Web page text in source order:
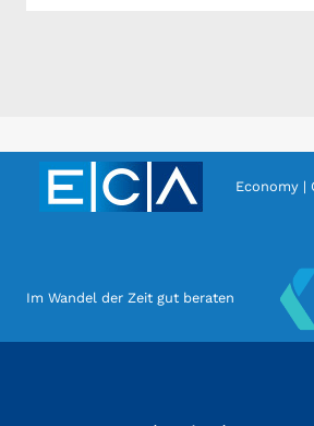
Economy |
Im Wandel der Zeit gut beraten